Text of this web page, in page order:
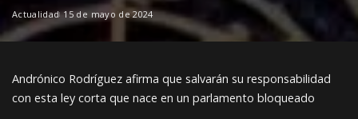
Actualidad 15 de mayo de 2024
Andrónico Rodríguez afirma que salvarán su responsabilidad
con esta ley corta que nace en un parlamento bloqueado